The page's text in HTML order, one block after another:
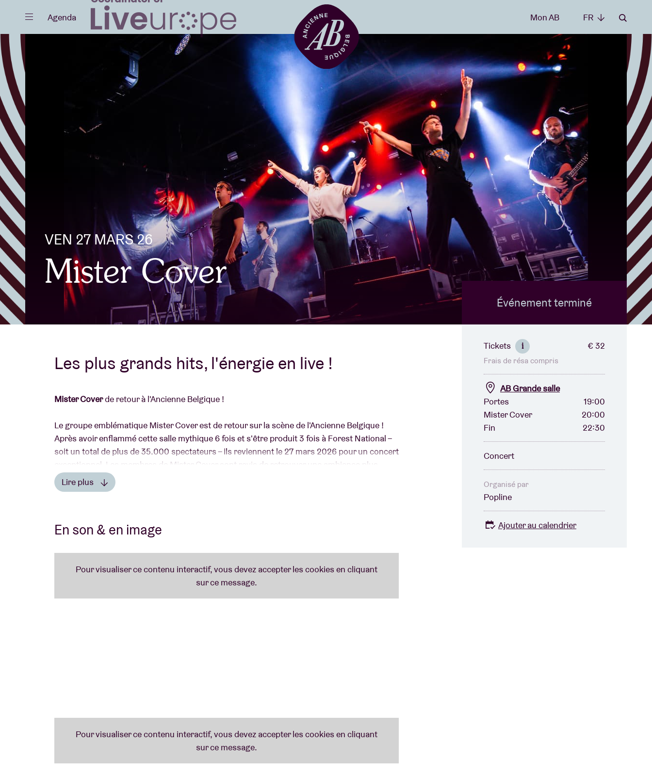
Fermer FR
Agenda
Projets
Actualités
Infos visiteurs
AB ❤ you
Location de salles
BRDCST
ABtv
Chèque-concert
À propos de l'AB
Contact
Agenda Mon AB FR
VEN 27 MARS 26
Mister Cover
Les plus grands hits, l'énergie en live !
Mister Coverde retour à l'Ancienne Belgique !
Le groupe emblématique Mister Cover est de retour sur la scène de l'Ancienne Belgique !
Après avoir enflammé cette salle mythique 6 fois et s'être produit 3 fois à Forest National –
soit un total de plus de 35.000 spectateurs – ils reviennent le 27 mars 2026 pour un concert
exceptionnel. Les membres de Mister Cover sont ravis de retrouver une ambiance plus
intime et chaleureuse, pour un moment de complicité unique avec leur public. Ne manquez
pas ce rendez-vous incontournable !
Lire plus
En son & en image
Événement terminé
Tickets i € 32
Frais de résa compris
AB Grande salle
Portes
19:00
Mister Cover
20:00
Fin
22:30
Concert
Organisé par
Popline
Ajouter au calendrier